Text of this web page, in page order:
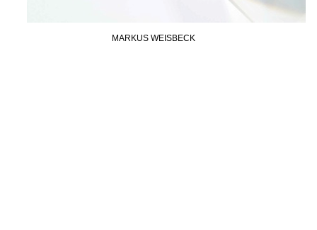
MARKUS WEISBECK